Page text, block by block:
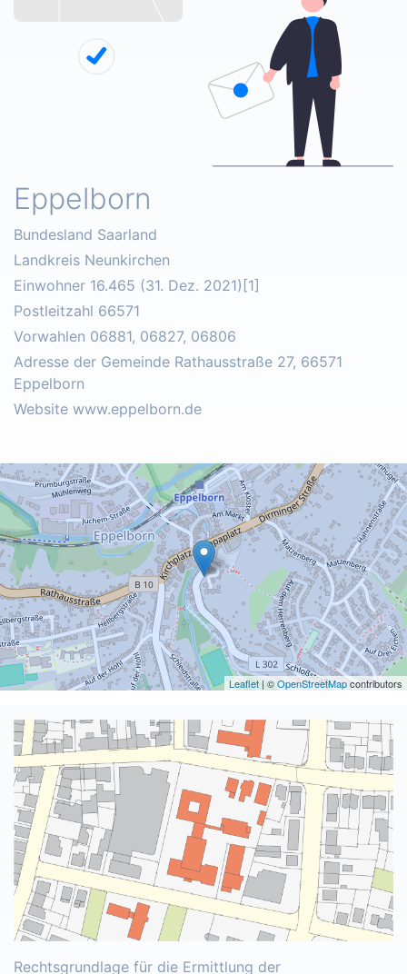
Eppelborn
Bundesland Saarland
Landkreis Neunkirchen
Einwohner 16.465 (31. Dez. 2021)[1]
Postleitzahl 66571
Vorwahlen 06881, 06827, 06806
Adresse der Gemeinde Rathausstraße 27, 66571
Eppelborn
Website www.eppelborn.de
Leaflet | ©OpenStreetMapcontributors
Rechtsgrundlage für die Ermittlung der